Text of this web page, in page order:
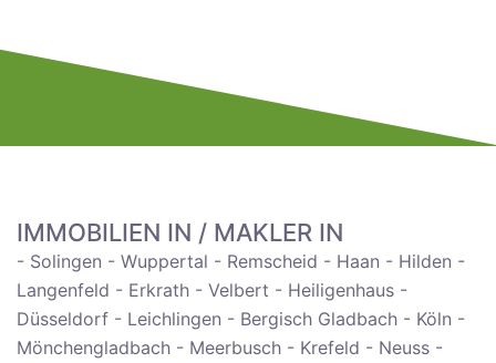
IMMOBILIEN IN / MAKLER IN
- Solingen - Wuppertal - Remscheid - Haan - Hilden -
Langenfeld - Erkrath - Velbert - Heiligenhaus -
Düsseldorf - Leichlingen - Bergisch Gladbach - Köln -
Mönchengladbach - Meerbusch - Krefeld - Neuss -